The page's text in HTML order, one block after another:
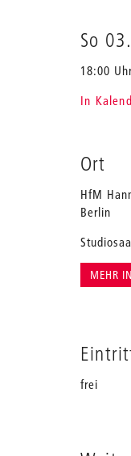
So
18:00
In
Ort
HfM
Berlin
MEHR
frei